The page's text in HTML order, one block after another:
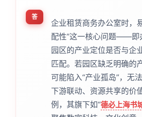
答
企业租赁商务办公室时，
配性”这一核心问题——即
园区的产业定位是否与企
匹配。若园区缺乏明确的
可能陷入“产业孤岛”，无
下游联动、资源共享的价
例，其旗下如“德必上海书